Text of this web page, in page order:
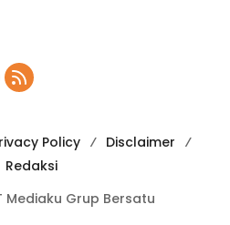
Policy
Disclaimer
Redaksi
Mediaku Grup Bersatu